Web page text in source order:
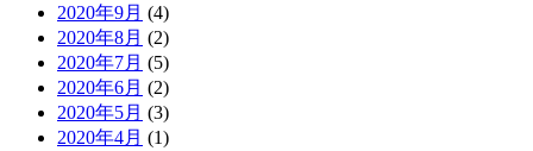
2020年9月 (4)
2020年8月 (2)
2020年7月 (5)
2020年6月 (2)
2020年5月 (3)
2020年4月 (1)